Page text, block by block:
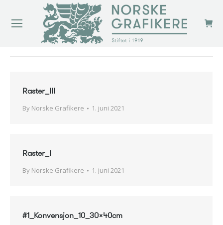
Raster_III
By Norske Grafikere 1. juni 2021
Raster_I
By Norske Grafikere 1. juni 2021
#1_Konvensjon_10_30x40cm